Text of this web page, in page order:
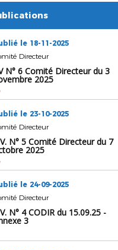
le 18-11-2025
Directeur
N° 6 Comité Directeur du 3
2025
le 23-10-2025
Directeur
N° 5 Comité Directeur du 7
2025
le 24-09-2025
Directeur
N° 4 CODIR du 15.09.25 -
3